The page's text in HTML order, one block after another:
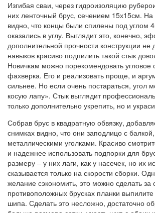
Изгибая сваи, через гидроизоляцию
них ленточный брус, сечением 15х15см.
видно, что концы были спилены под углом
оказались в углу. Выглядит это, конечно,
дополнительной прочности конструкции не
навыков красиво подпилить такой стык
Новичкам можно порекомендовать угловое
фахверка. Его и реализовать проще, и
сильнее. Но если очень постараться, угол
косую лапу». Стык выглядит
только дополнительно укрепить, но и
Собрав брус в квадратную обвязку,
снимках видно, что они заподлицо с
металлическими уголками. Красиво
и надежнее использовать подпорки для
размеру – у них лаги, как у насечек, но их
сказывается только на скорости сборки.
желание сэкономить, это можно сделать за
противоположных брусках планки
шипа. Сделать это несложно, достаточно